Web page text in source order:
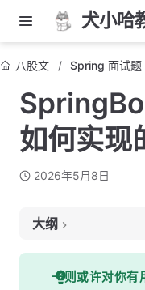
犬小哈
八股文 Spring 面试题
如何实现
2026年5月8日
大纲
面试考察点
核心答案
一则或许对你有